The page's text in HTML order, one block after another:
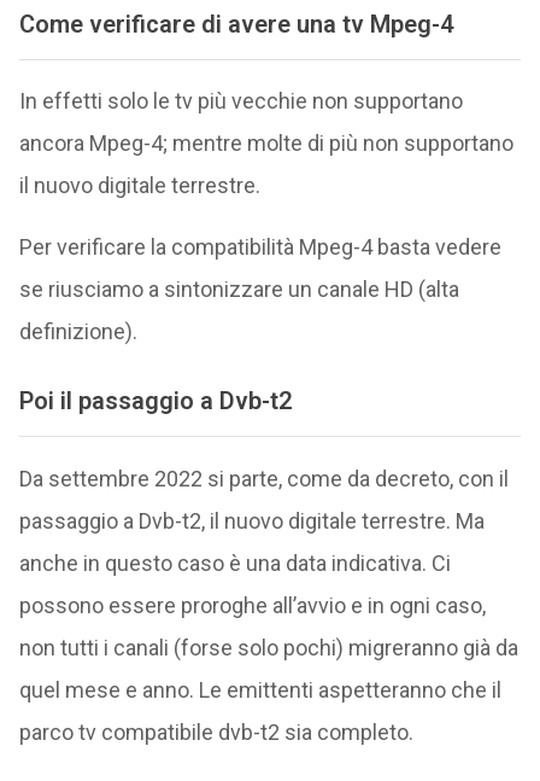
Come verificare di avere una tv Mpeg-4
In effetti solo le tv più vecchie non supportano
ancora Mpeg-4; mentre molte di più non supportano
il nuovo digitale terrestre.
Per verificare la compatibilità Mpeg-4 basta vedere
se riusciamo a sintonizzare un canale HD (alta
definizione).
Poi il passaggio a Dvb-t2
Da settembre 2022 si parte, come da decreto, con il
passaggio a Dvb-t2, il nuovo digitale terrestre. Ma
anche in questo caso è una data indicativa. Ci
possono essere proroghe all’avvio e in ogni caso,
non tutti i canali (forse solo pochi) migreranno già da
quel mese e anno. Le emittenti aspetteranno che il
parco tv compatibile dvb-t2 sia completo.